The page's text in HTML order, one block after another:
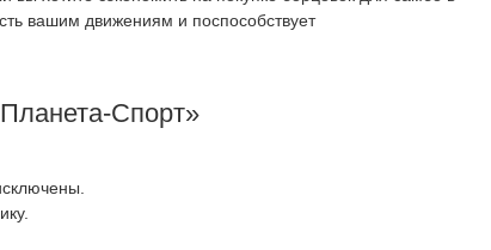
вашим движениям и поспособствует
Спорт»